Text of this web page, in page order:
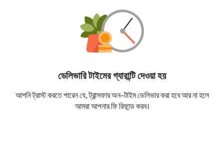
ডেলিভারি টাইমের গ্যারান্টি দেওয়া হয়
আপনি ট্রাস্ট করতে পারেন যে, ট্রান্সফার অন-টাইম ডেলিভার করা হবে আর না হলে
আমরা আপনার ফি রিফান্ড করব।